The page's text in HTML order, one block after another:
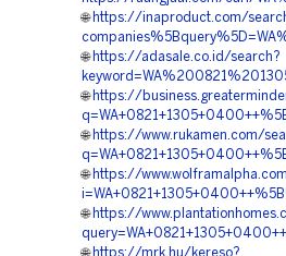
🌐 https://inaproduct.com/
🌐 https://adasale.co.id/search?
🌐 https://
🌐 https://www.rukamen.com/
🌐 https://
🌐 https://
🌐 https://mrk.hu/kereso?